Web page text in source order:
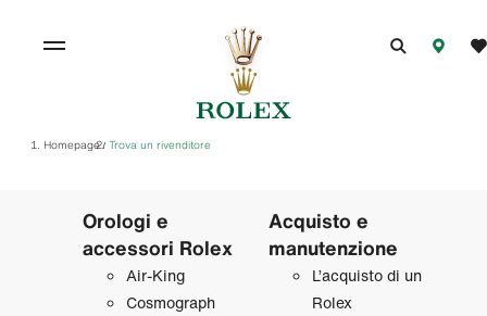
Homepage/ Trova un rivenditore
Orologi e
accessori Rolex
Air‑King
Cosmograph
Acquisto e
manutenzione
L’acquisto di un
Rolex